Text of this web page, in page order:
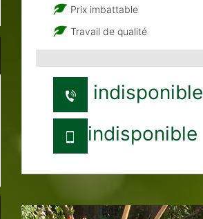
Prix imbattable
Travail de qualité
indisponible
indisponible